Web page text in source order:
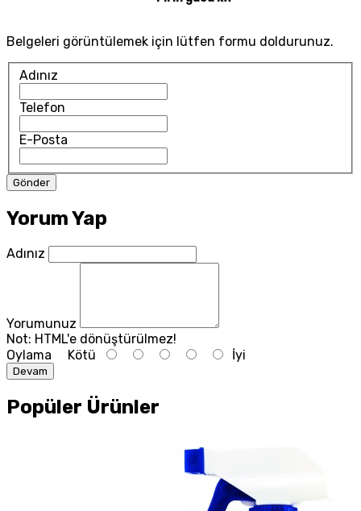
Belgeleri görüntülemek için lütfen formu doldurunuz.
Adınız
Telefon
E-Posta
Yorum Yap
Adınız
Yorumunuz
Not: HTML'e dönüştürülmez!
Oylama Kötü İyi
Devam
Popüler Ürünler